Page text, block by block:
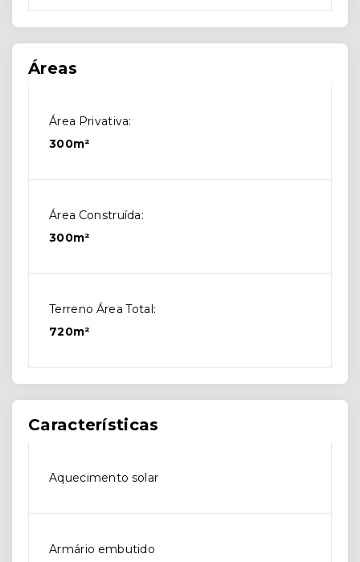
Áreas
Área Privativa:
300m²
Área Construída:
300m²
Terreno Área Total:
720m²
Características
Aquecimento solar
Armário embutido